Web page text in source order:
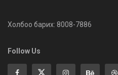
Холбоо барих: 8008-7886
Follow Us